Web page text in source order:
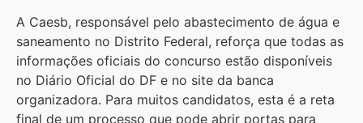
A Caesb, responsável pelo abastecimento de água e
saneamento no Distrito Federal, reforça que todas as
informações oficiais do concurso estão disponíveis
no Diário Oficial do DF e no site da banca
organizadora. Para muitos candidatos, esta é a reta
final de um processo que pode abrir portas para